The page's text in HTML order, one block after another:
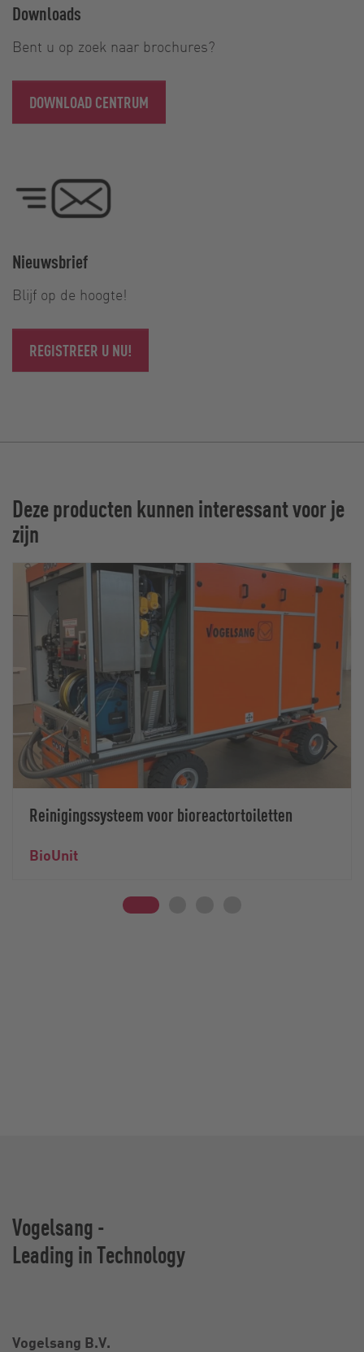
Downloads
Bent u op zoek naar brochures?
DOWNLOAD CENTRUM
Nieuwsbrief
Blijf op de hoogte!
REGISTREER U NU!
Deze producten kunnen interessant voor je
zijn
Reinigingssysteem voor bioreactortoiletten
BioUnit
Vogelsang -
Leading in Technology
Vogelsang B.V.